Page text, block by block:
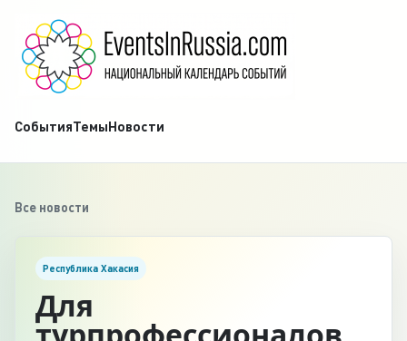
СобытияТемыНовости
Все новости
Республика Хакасия
Для